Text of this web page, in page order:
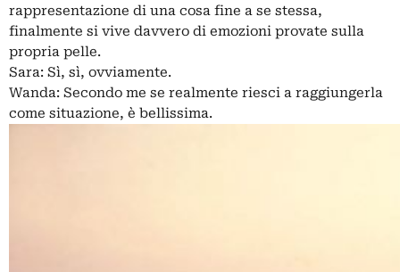
rappresentazione di una cosa fine a se stessa,
finalmente si vive davvero di emozioni provate sulla
propria pelle.
Sara: Sì, sì, ovviamente.
Wanda: Secondo me se realmente riesci a raggiungerla
come situazione, è bellissima.